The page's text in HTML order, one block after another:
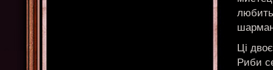
любить
Ці
Риби